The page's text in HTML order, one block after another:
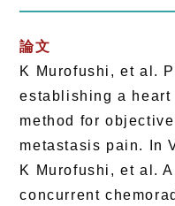
論文
K Murofushi, et al.
establishing a
method for
metastasis pain. In
K Murofushi, et al.
concurrent